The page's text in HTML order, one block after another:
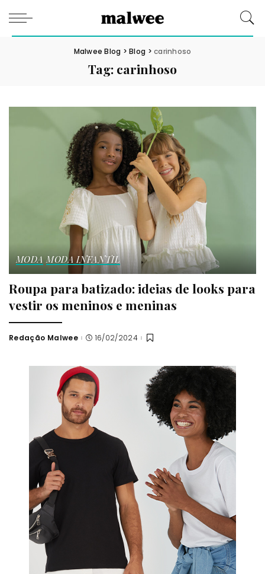
Malwee Blog >Blog >carinhoso
Tag: carinhoso
MODA MODA INFANTIL
Roupa para batizado: ideias de looks para
vestir os meninos e meninas
Posted
Redação Malwee 16/02/2024